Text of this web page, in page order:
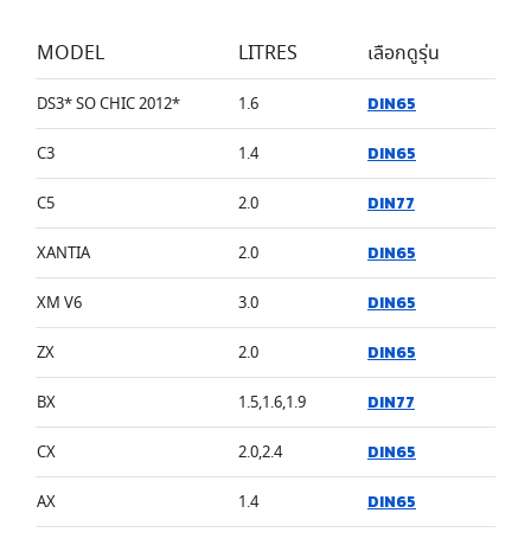
MODEL LITRES เลือกดูรุ่น
DS3* SO CHIC 2012* 1.6 DIN65
C3 1.4 DIN65
C5 2.0 DIN77
XANTIA 2.0 DIN65
XM V6 3.0 DIN65
ZX 2.0 DIN65
BX 1.5,1.6,1.9 DIN77
CX 2.0,2.4 DIN65
AX 1.4 DIN65